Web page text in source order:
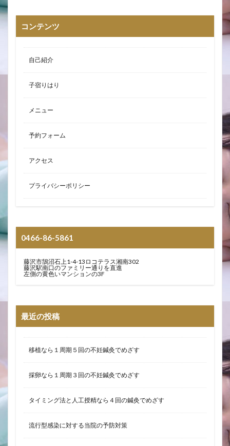
コンテンツ
自己紹介
子宿りはり
メニュー
予約フォーム
アクセス
プライバシーポリシー
0466-86-5861
藤沢市鵠沼石上1-4-13ロコテラス湘南302
藤沢駅南口のファミリー通りを直進
左側の黄色いマンションの3F
最近の投稿
移植なら１周期５回の不妊鍼灸でめざす
採卵なら１周期３回の不妊鍼灸でめざす
タイミング法と人工授精なら４回の鍼灸でめざす
流行型感染に対する当院の予防対策